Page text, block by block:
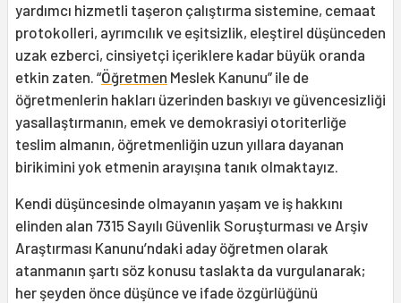
yardımcı hizmetli taşeron çalıştırma sistemine, cemaat
protokolleri, ayrımcılık ve eşitsizlik, eleştirel düşünceden
uzak ezberci, cinsiyetçi içeriklere kadar büyük oranda
etkin zaten. “Öğretmen Meslek Kanunu” ile de
öğretmenlerin hakları üzerinden baskıyı ve güvencesizliği
yasallaştırmanın, emek ve demokrasiyi otoriterliğe
teslim almanın, öğretmenliğin uzun yıllara dayanan
birikimini yok etmenin arayışına tanık olmaktayız.
Kendi düşüncesinde olmayanın yaşam ve iş hakkını
elinden alan 7315 Sayılı Güvenlik Soruşturması ve Arşiv
Araştırması Kanunu’ndaki aday öğretmen olarak
atanmanın şartı söz konusu taslakta da vurgulanarak;
her şeyden önce düşünce ve ifade özgürlüğünü